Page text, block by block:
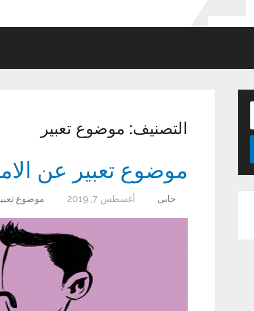
التصنيف: موضوع تعبير
موضوع تعبير عن
حابي أغسطس 7, 2019 موضوع